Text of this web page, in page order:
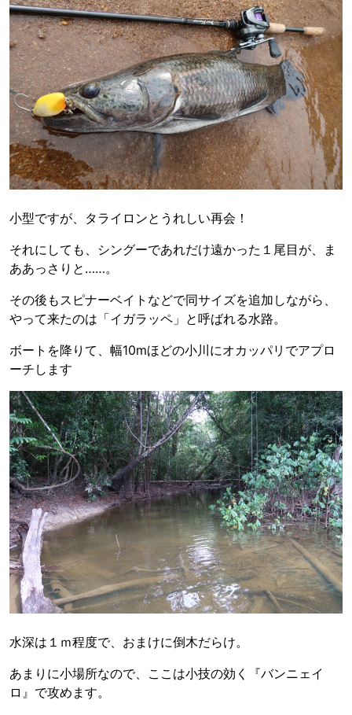
小型ですが、タライロンとうれしい再会！
それにしても、シングーであれだけ遠かった１尾目が、ま
ああっさりと……。
その後もスピナーベイトなどで同サイズを追加しながら、
やって来たのは「イガラッペ」と呼ばれる水路。
ボートを降りて、幅10mほどの小川にオカッパリでアプロ
ーチします
水深は１ｍ程度で、おまけに倒木だらけ。
あまりに小場所なので、ここは小技の効く『バンニェイ
ロ』で攻めます。